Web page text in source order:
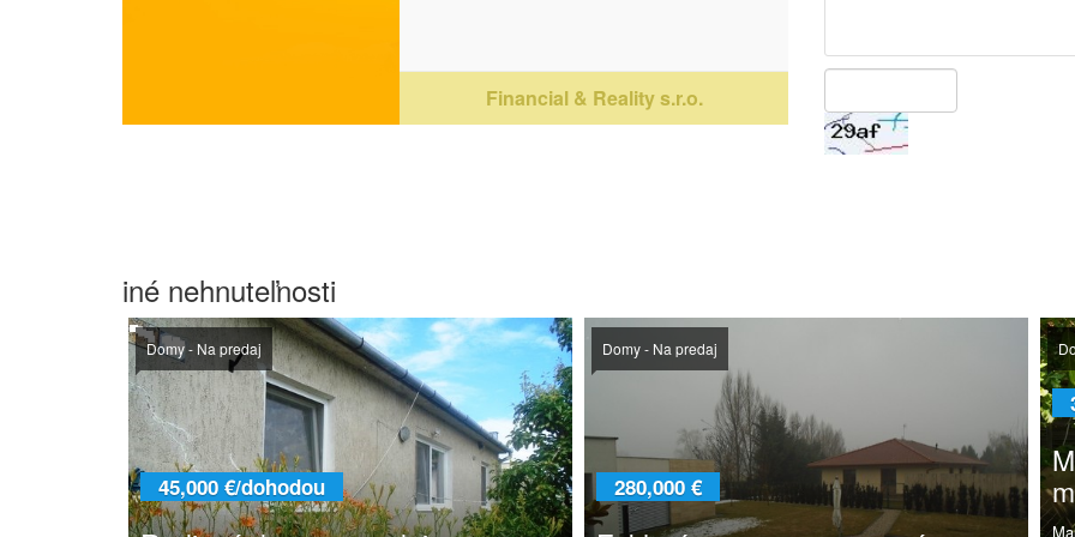
Financial & Reality s.r.o.
iné nehnuteľnosti
Domy - Na predaj
45,000 €/dohodou
Domy - Na predaj
280,000 €